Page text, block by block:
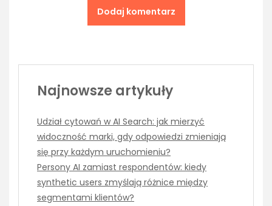
Najnowsze artykuły
Udział cytowań w AI Search: jak mierzyć
widoczność marki, gdy odpowiedzi zmieniają
się przy każdym uruchomieniu?
Persony AI zamiast respondentów: kiedy
synthetic users zmyślają różnice między
segmentami klientów?